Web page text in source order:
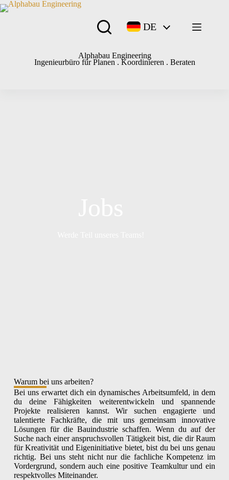
Alphabau Engineering
Ingenieurbüro für Planen . Koordinieren . Beraten
DE
Warum bei uns arbeiten?
Bei uns erwartet dich ein dynamisches Arbeitsumfeld, in dem
du deine Fähigkeiten weiterentwickeln und spannende
Projekte realisieren kannst. Wir suchen engagierte und
talentierte Fachkräfte, die mit uns gemeinsam innovative
Lösungen für die Bauindustrie schaffen. Wenn du auf der
Suche nach einer anspruchsvollen Tätigkeit bist, die dir Raum
für Kreativität und Eigeninitiative bietet, bist du bei uns genau
richtig. Bei uns steht nicht nur die fachliche Kompetenz im
Vordergrund, sondern auch eine positive Teamkultur und ein
respektvolles Miteinander.